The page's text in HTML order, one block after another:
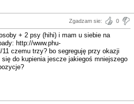
Zgadzam sie: 0
+ 2 psy (hihi) i mam u siebie na
http://www.phu-
czemu trzy? bo segreguję przy okazji
do kupienia jescze jakiegoś mniejszego